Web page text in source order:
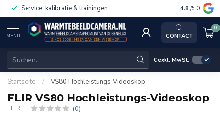
Service, kalibratie & trainingen 4.8 /5.0
MENU CONTACT
0
€exkl. MwSt.
Startseite / VS80 Hochleistungs-Videoskop
FLIR VS80 Hochleistungs-Videoskop
FLIR (0)